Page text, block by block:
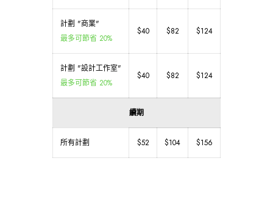
計劃 "商業"
最多可節省 20%
$40 $82 $124
計劃 "設計工作室"
最多可節省 20%
$40 $82 $124
續期
所有計劃 $52 $104 $156